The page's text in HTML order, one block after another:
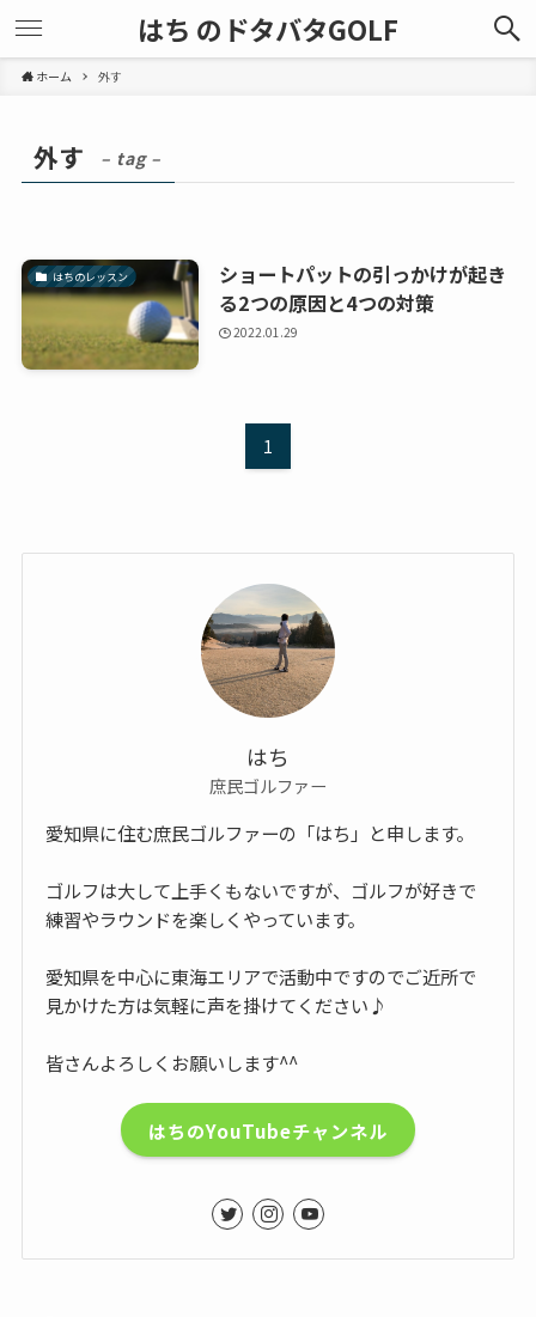
はち のドタバタGOLF
ホーム 外す
外す – tag –
はちのレッスン
ショートパットの引っかけが起き
る2つの原因と4つの対策
2022.01.29
1
はち
庶民ゴルファー
愛知県に住む庶民ゴルファーの「はち」と申します。
ゴルフは大して上手くもないですが、ゴルフが好きで
練習やラウンドを楽しくやっています。
愛知県を中心に東海エリアで活動中ですのでご近所で
見かけた方は気軽に声を掛けてください♪
皆さんよろしくお願いします^^
はちのYouTubeチャンネル